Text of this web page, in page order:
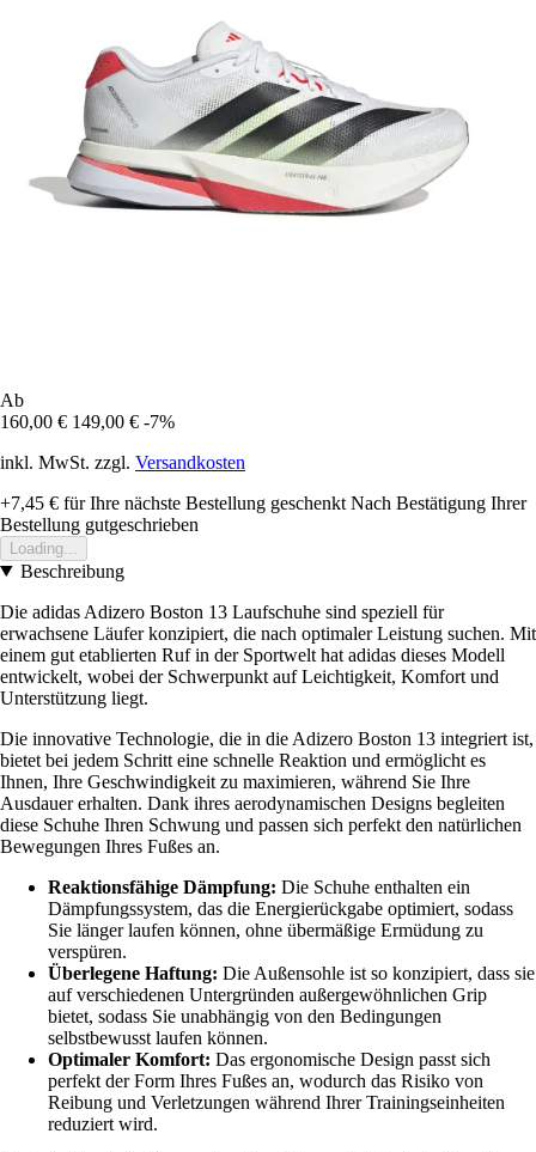
Ab
160,00 € 149,00 € -7%
inkl. MwSt. zzgl. Versandkosten
+7,45 € für Ihre nächste Bestellung geschenkt Nach Bestätigung Ihrer
Bestellung gutgeschrieben
Loading...
Beschreibung
Die adidas Adizero Boston 13 Laufschuhe sind speziell für
erwachsene Läufer konzipiert, die nach optimaler Leistung suchen. Mit
einem gut etablierten Ruf in der Sportwelt hat adidas dieses Modell
entwickelt, wobei der Schwerpunkt auf Leichtigkeit, Komfort und
Unterstützung liegt.
Die innovative Technologie, die in die Adizero Boston 13 integriert ist,
bietet bei jedem Schritt eine schnelle Reaktion und ermöglicht es
Ihnen, Ihre Geschwindigkeit zu maximieren, während Sie Ihre
Ausdauer erhalten. Dank ihres aerodynamischen Designs begleiten
diese Schuhe Ihren Schwung und passen sich perfekt den natürlichen
Bewegungen Ihres Fußes an.
Reaktionsfähige Dämpfung: Die Schuhe enthalten ein
Dämpfungssystem, das die Energierückgabe optimiert, sodass
Sie länger laufen können, ohne übermäßige Ermüdung zu
verspüren.
Überlegene Haftung: Die Außensohle ist so konzipiert, dass sie
auf verschiedenen Untergründen außergewöhnlichen Grip
bietet, sodass Sie unabhängig von den Bedingungen
selbstbewusst laufen können.
Optimaler Komfort: Das ergonomische Design passt sich
perfekt der Form Ihres Fußes an, wodurch das Risiko von
Reibung und Verletzungen während Ihrer Trainingseinheiten
reduziert wird.